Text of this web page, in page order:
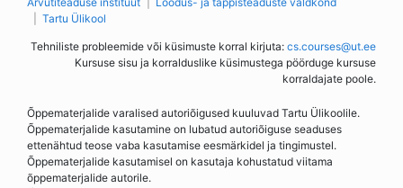
Tartu Ülikool
Tehniliste probleemide või küsimuste korral kirjuta: cs.courses@ut.ee
Kursuse sisu ja korralduslike küsimustega pöörduge kursuse
korraldajate poole.
Õppematerjalide varalised autoriõigused kuuluvad Tartu Ülikoolile.
Õppematerjalide kasutamine on lubatud autoriõiguse seaduses
ettenähtud teose vaba kasutamise eesmärkidel ja tingimustel.
Õppematerjalide kasutamisel on kasutaja kohustatud viitama
õppematerjalide autorile.